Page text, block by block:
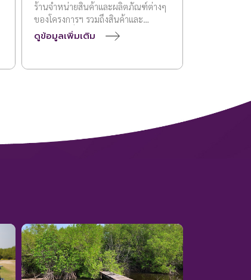
ร้านจำหน่ายสินค้าและผลิตภัณฑ์ต่างๆ
ของโครงการฯ รวมถึงสินค้าและ
ผลิตภัณฑ์ที่โครงการฯ สนับสนุนและ
ช่วยกระจายสินค้าจากชุมชน กลุ่ม
ดูข้อมูลเพิ่มเติม